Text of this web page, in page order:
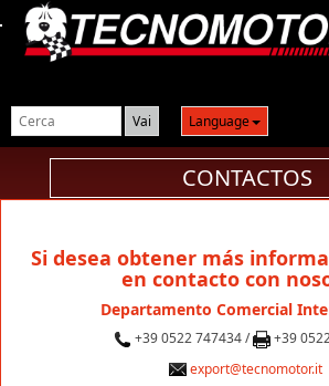
Language
Login
CONTACTOS
Si desea obtener más
en contacto con
Departamento Comercial
+39 0522 747434 /
+39
export@tecnomotor.it